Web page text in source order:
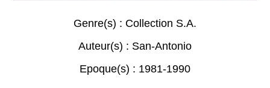
Genre(s) : Collection S.A.
Auteur(s) : San-Antonio
Epoque(s) : 1981-1990